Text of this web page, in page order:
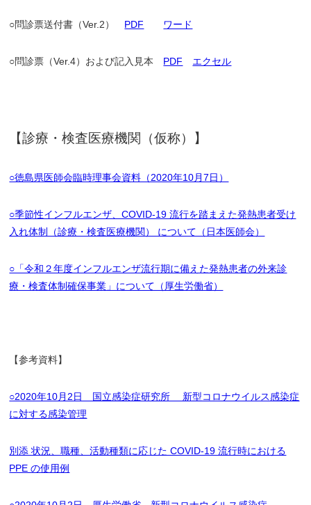
○問診票送付書（Ver.2） PDF ワード
○問診票（Ver.4）および記入見本 PDF エクセル
【診療・検査医療機関（仮称）】
○徳島県医師会臨時理事会資料（2020年10月7日）
○季節性インフルエンザ、COVID-19 流行を踏まえた発熱患者受け
入れ体制（診療・検査医療機関） について（日本医師会）
○「令和２年度インフルエンザ流行期に備えた発熱患者の外来診
療・検査体制確保事業」について（厚生労働省）
【参考資料】
○2020年10月2日 国立感染症研究所 新型コロナウイルス感染症
に対する感染管理
別添 状況、職種、活動種類に応じた COVID-19 流行時における
PPE の使用例